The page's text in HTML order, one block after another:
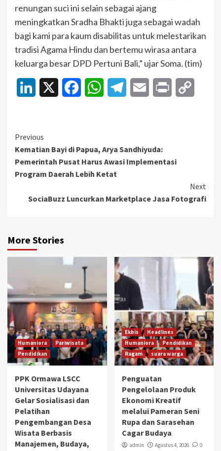
renungan suci ini selain sebagai ajang
meningkatkan Sradha Bhakti juga sebagai wadah
bagi kami para kaum disabilitas untuk melestarikan
tradisi Agama Hindu dan bertemu wirasa antara
keluarga besar DPD Pertuni Bali,” ujar Soma. (tim)
LinkedIn FacebookWhatsAppTelegramEmail Print
Continue
Reading
Previous
Kematian Bayi di Papua, Arya Sandhiyuda:
Pemerintah Pusat Harus Awasi Implementasi
Program Daerah Lebih Ketat
Next
SociaBuzz Luncurkan Marketplace Jasa Fotografi
More Stories
Humaniora
Pariwisata
Pendidikan
PPK Ormawa LSCC
Universitas Udayana
Gelar Sosialisasi dan
Pelatihan
Pengembangan Desa
Wisata Berbasis
Manajemen, Budaya,
Ekbis
Headlines
Humaniora
Pendidikan
Ragam
suara warga
Penguatan
Pengelolaan Produk
Ekonomi Kreatif
melalui Pameran Seni
Rupa dan Sarasehan
Cagar Budaya
admin Agustus 4, 2026 0